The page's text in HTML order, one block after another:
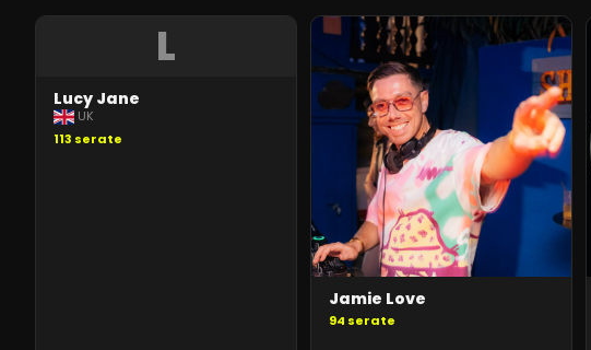
L
Lucy Jane
UK
113 serate
Jamie Love
94 serate